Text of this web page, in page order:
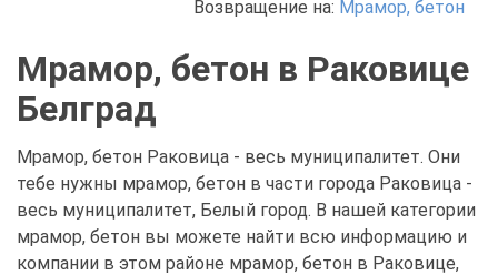
Возвращение на: Мрамор, бетон
Мрамор, бетон в Раковице
Белград
Мрамор, бетон Раковица - весь муниципалитет. Они
тебе нужны мрамор, бетон в части города Раковица -
весь муниципалитет, Белый город. В нашей категории
мрамор, бетон вы можете найти всю информацию и
компании в этом районе мрамор, бетон в Раковице,